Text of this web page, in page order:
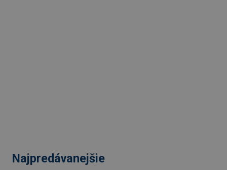
Najpredávanejšie